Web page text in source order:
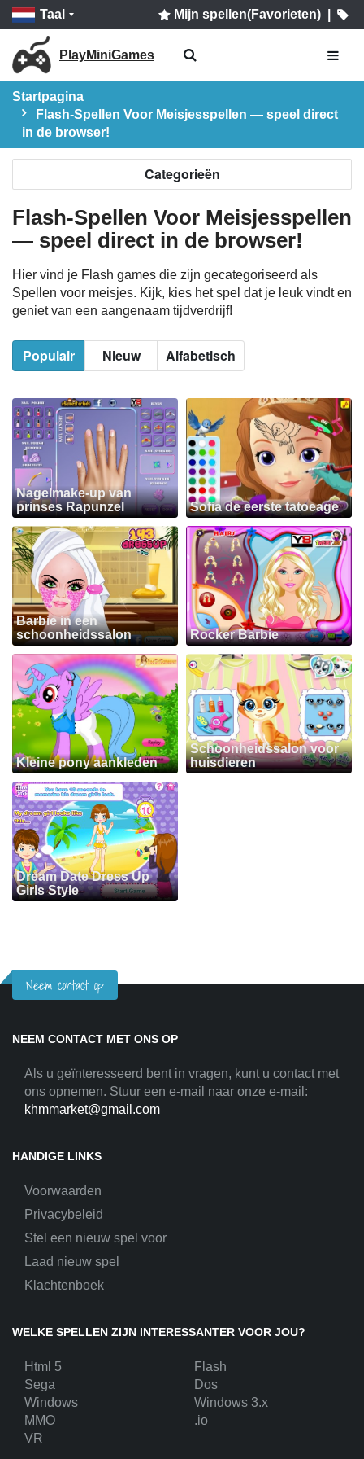
Taal Mijn spellen(Favorieten)|
PlayMiniGames
Startpagina
Flash-Spellen Voor Meisjesspellen — speel direct
in de browser!
Categorieën
Flash-Spellen Voor Meisjesspellen
— speel direct in de browser!
Hier vind je Flash games die zijn gecategoriseerd als
Spellen voor meisjes. Kijk, kies het spel dat je leuk vindt en
geniet van een aangenaam tijdverdrijf!
Populair Nieuw Alfabetisch
Nagelmake-up van
prinses Rapunzel
Sofia de eerste tatoeage
Barbie in een
schoonheidssalon
Rocker Barbie
Kleine pony aankleden
Schoonheidssalon voor
huisdieren
Dream Date Dress Up
Girls Style
Neem contact op
NEEM CONTACT MET ONS OP
Als u geïnteresseerd bent in vragen, kunt u contact met
ons opnemen. Stuur een e-mail naar onze e-mail:
khmmarket@gmail.com
HANDIGE LINKS
Voorwaarden
Privacybeleid
Stel een nieuw spel voor
Laad nieuw spel
Klachtenboek
WELKE SPELLEN ZIJN INTERESSANTER VOOR JOU?
Html 5
Flash
Sega
Dos
Windows
Windows 3.x
MMO
.io
VR